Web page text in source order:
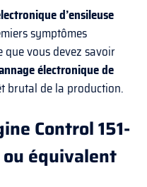
d’ensileuse
symptômes
vous devez savoir
électronique de
brutal de la production.
Control 151-
ou équivalent